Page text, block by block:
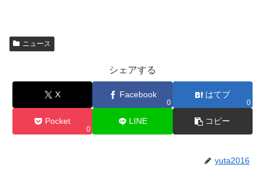
ニュース
シェアする
X Facebook
0
はてブ
0
Pocket
0
LINE コピー
yuta2016